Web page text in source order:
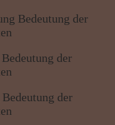
Bedeutung der
der
der